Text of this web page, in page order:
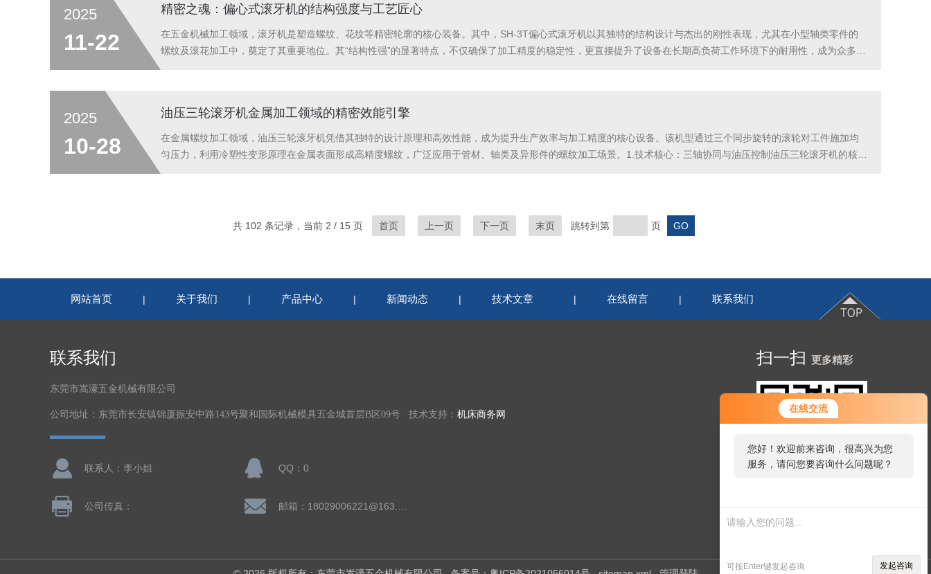
在线交流
您好！欢迎前来咨询，很高兴为您
服务，请问您要咨询什么问题呢？
可按Enter键发起咨询 发起咨询
2025
11-22
精密之魂：偏心式滚牙机的结构强度与工艺匠心
在五金机械加工领域，滚牙机是塑造螺纹、花纹等精密轮廓的核心装备。其中，SH-3T偏心式滚牙机以其独特的结构设计与杰出的刚性表现，尤其在小型轴类零件的
螺纹及滚花加工中，奠定了其重要地位。其“结构性强”的显著特点，不仅确保了加工精度的稳定性，更直接提升了设备在长期高负荷工作环境下的耐用性，成为众多精
2025
10-28
油压三轮滚牙机金属加工领域的精密效能引擎
在金属螺纹加工领域，油压三轮滚牙机凭借其独特的设计原理和高效性能，成为提升生产效率与加工精度的核心设备。该机型通过三个同步旋转的滚轮对工件施加均
匀压力，利用冷塑性变形原理在金属表面形成高精度螺纹，广泛应用于管材、轴类及异形件的螺纹加工场景。1.技术核心：三轴协同与油压控制油压三轮滚牙机的核心
共 102 条记录，当前 2 / 15 页 首页 上一页 下一页 末页 跳转到第 页
网站首页 | 关于我们 | 产品中心 | 新闻动态 | 技术文章 | 在线留言 | 联系我们
联系我们
东莞市嵩濠五金机械有限公司
公司地址：东莞市长安镇锦厦振安中路143号聚和国际机械模具五金城首层B区09号 技术支持： 机床商务网
联系人：李小姐 QQ：0
公司传真：
扫一扫 更多精彩